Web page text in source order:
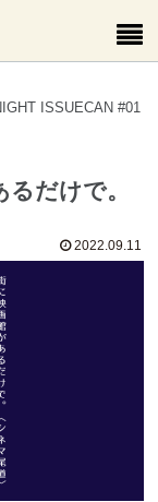
ISSUECAN #01
るだけで。
2022.09.11